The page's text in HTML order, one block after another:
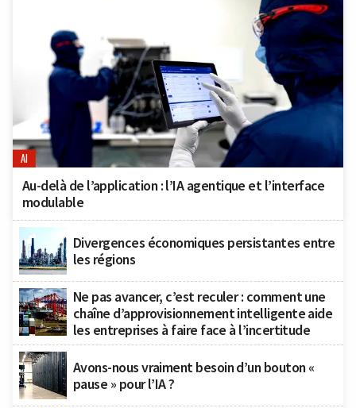
AI
Au-delà de l’application : l’IA agentique et l’interface
modulable
Divergences économiques persistantes entre
les régions
Ne pas avancer, c’est reculer : comment une
chaîne d’approvisionnement intelligente aide
les entreprises à faire face à l’incertitude
Avons-nous vraiment besoin d’un bouton «
pause » pour l’IA ?